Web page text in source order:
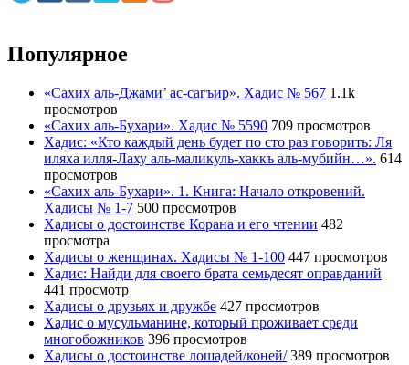
Популярное
«Сахих аль-Джами’ ас-сагъир». Хадис № 567 1.1k
просмотров
«Сахих аль-Бухари». Хадис № 5590 709 просмотров
Хадис: «Кто каждый день будет по сто раз говорить: Ля
иляха илля-Лаху аль-маликуль-хаккъ аль-мубийн…». 614
просмотров
«Сахих аль-Бухари». 1. Книга: Начало откровений.
Хадисы № 1-7 500 просмотров
Хадисы о достоинстве Корана и его чтении 482
просмотра
Хадисы о женщинах. Хадисы № 1-100 447 просмотров
Хадис: Найди для своего брата семьдесят оправданий
441 просмотр
Хадисы о друзьях и дружбе 427 просмотров
Хадис о мусульманине, который проживает среди
многобожников 396 просмотров
Хадисы о достоинстве лошадей/коней/ 389 просмотров